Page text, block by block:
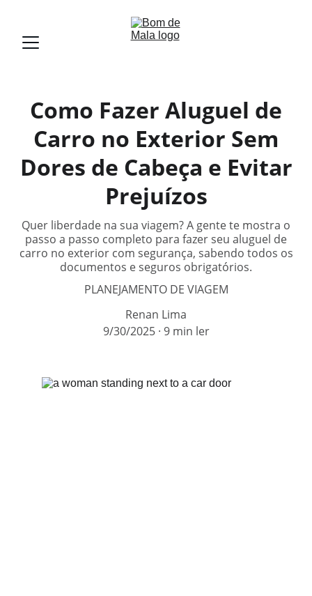
Como Fazer Aluguel de
Carro no Exterior Sem
Dores de Cabeça e Evitar
Prejuízos
Quer liberdade na sua viagem? A gente te mostra o
passo a passo completo para fazer seu aluguel de
carro no exterior com segurança, sabendo todos os
documentos e seguros obrigatórios.
PLANEJAMENTO DE VIAGEM
Renan Lima
9/30/2025
9 min ler